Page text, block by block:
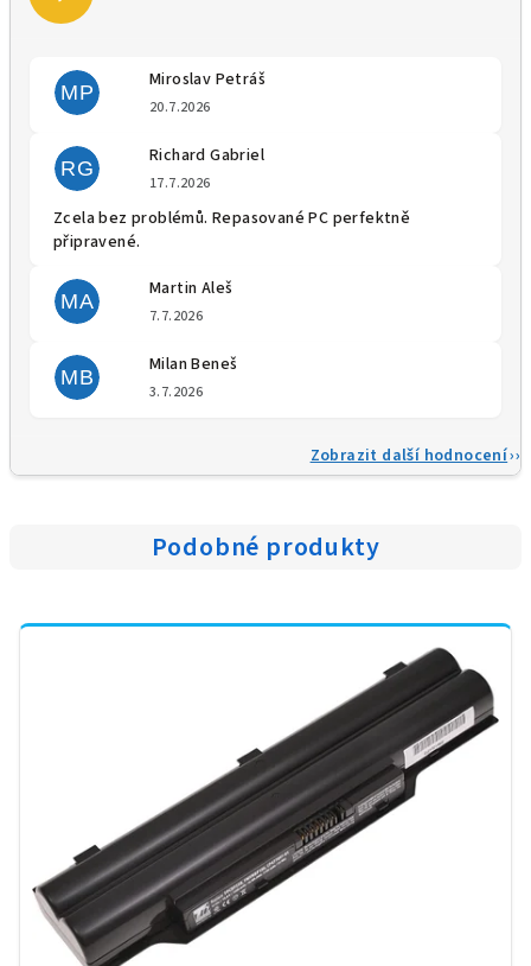
MP
Miroslav Petráš
20.7.2026
RG
Richard Gabriel
17.7.2026
Zcela bez problémů. Repasované PC perfektně
připravené.
MA
Martin Aleš
7.7.2026
MB
Milan Beneš
3.7.2026
Zobrazit další hodnocení
Podobné produkty